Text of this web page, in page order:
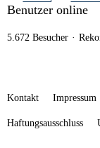
Benutzer online
5.672 Besucher
Kontakt Impressum
Haftungsausschluss